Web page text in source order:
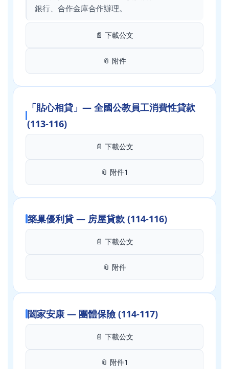
銀行、合作金庫合作辦理。
📄 下載公文
📎 附件
「貼心相貸」— 全國公教員工消費性貸款
(113-116)
📄 下載公文
📎 附件1
築巢優利貸 — 房屋貸款 (114-116)
📄 下載公文
📎 附件
闔家安康 — 團體保險 (114-117)
📄 下載公文
📎 附件1